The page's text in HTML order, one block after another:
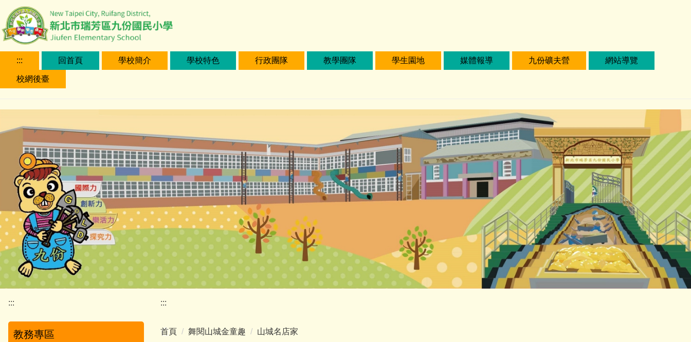
到
主
::: 回首頁 學校簡介 學校特色 行政團隊 教學團隊 學生園地 媒體報導 九份礦夫營 網站導覽
校網後臺
:::
教務專區
:::
首頁 舞閱山城金童趣 山城名店家